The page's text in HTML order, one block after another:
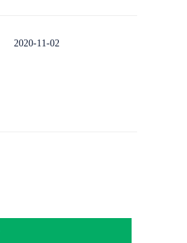
2020-11-02